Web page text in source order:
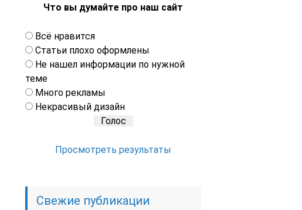
Что вы думайте про наш сайт
Всё нравится
Статьи плохо оформлены
Не нашел информации по нужной
теме
Много рекламы
Некрасивый дизайн
Просмотреть результаты
Свежие публикации